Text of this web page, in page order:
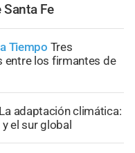
Fe
Tiempo Tres
entre los firmantes de
La adaptación climática:
el sur global